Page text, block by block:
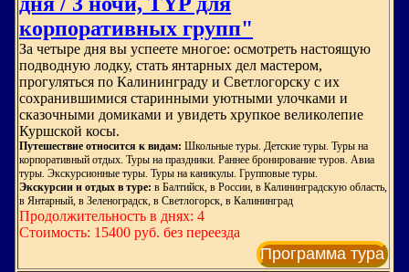
корпоративных групп"
За четыре дня вы успеете многое: осмотреть настоящую
подводную лодку, стать янтарных дел мастером,
прогуляться по Калининграду и Светлогорску с их
сохранившимися старинными уютными улочками и
сказочными домиками и увидеть хрупкое великолепие
Куршской косы.
Путешествие относится к видам: Школьные туры. Детские туры. Туры на
корпоративный отдых. Туры на праздники. Раннее бронирование туров. Авиа
туры. Экскурсионные туры. Туры на каникулы. Групповые туры.
Экскурсии и отдых в туре: в Балтийск, в России, в Калининградскую область,
в Янтарный, в Зеленоградск, в Светлогорск, в Калининград
Продолжительность в днях: 4
Стоимость: 15400 руб. без переезда
Программа тура